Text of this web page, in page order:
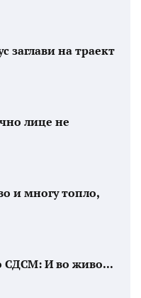
заглави на траект
лице не
и многу топло,
СДСМ: И во живо...